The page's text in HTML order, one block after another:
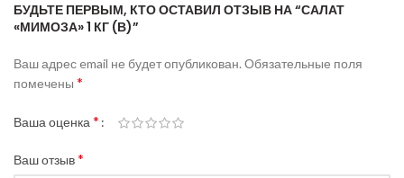
БУДЬТЕ ПЕРВЫМ, КТО ОСТАВИЛ ОТЗЫВ НА “САЛАТ
«МИМОЗА» 1 КГ (В)”
Ваш адрес email не будет опубликован. Обязательные поля
помечены *
Ваша оценка*
Ваш отзыв*